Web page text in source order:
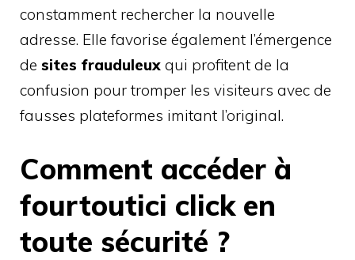
constamment rechercher la nouvelle
adresse. Elle favorise également l’émergence
de sites frauduleux qui profitent de la
confusion pour tromper les visiteurs avec de
fausses plateformes imitant l’original.
Comment accéder à
fourtoutici click en
toute sécurité ?